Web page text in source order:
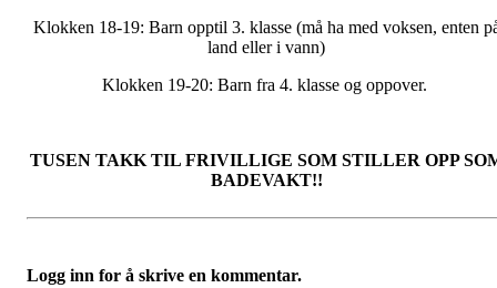
Klokken 18-19: Barn opptil 3. klasse (må ha med voksen, enten
land eller i vann)
Klokken 19-20: Barn fra 4. klasse og oppover.
TUSEN TAKK TIL FRIVILLIGE SOM STILLER OPP
BADEVAKT!!
Logg inn for å skrive en kommentar.